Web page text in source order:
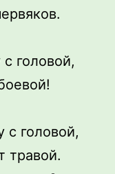
головой,
головой,
травой.